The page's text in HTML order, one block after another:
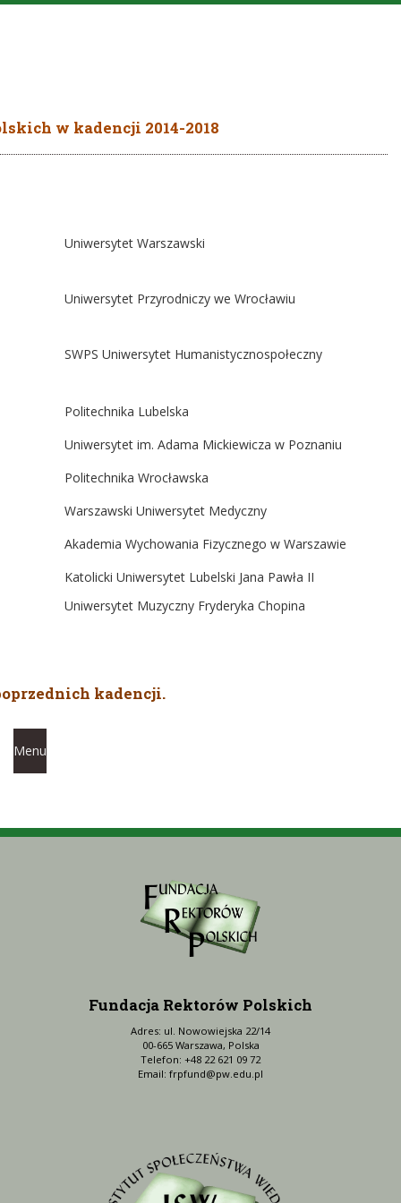
w kadencji 2014-2018
Uniwersytet Warszawski
Uniwersytet Przyrodniczy we Wrocławiu
SWPS Uniwersytet Humanistycznospołeczny
Politechnika Lubelska
Uniwersytet im. Adama Mickiewicza w Poznaniu
Politechnika Wrocławska
Warszawski Uniwersytet Medyczny
Akademia Wychowania Fizycznego w Warszawie
Katolicki Uniwersytet Lubelski Jana Pawła II
Uniwersytet Muzyczny Fryderyka Chopina
kadencji.
Menu
Fundacja Rektorów Polskich
Adres: ul. Nowowiejska 22/14
00-665 Warszawa, Polska
Telefon: +48 22 621 09 72
Email: frpfund@pw.edu.pl